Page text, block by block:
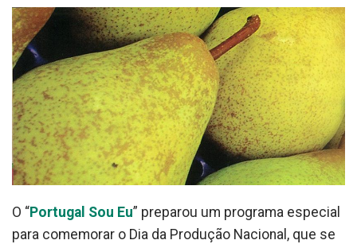
O “Portugal Sou Eu” preparou um programa especial
para comemorar o Dia da Produção Nacional, que se